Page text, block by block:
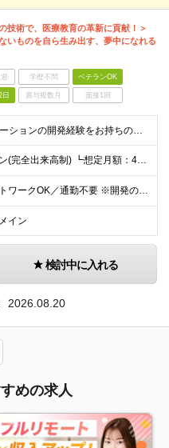
技術で、医療教育の革新に貢献！＞
いものを自ら生み出す、夢中になれる
学歴不問 ベテランOK
日 賞与複数月 面接1回
◆Webアプリケーションの開発経験をお持ちの方（年数不問） ◆大卒以上 ◆英語での日常会話ができる方
フルコミッション(完全出来高制) ┗想定月額：40万円～80万円 ┗稼働日数や時間は全て自由。自分のペースで働けます。 【収益モデル】 月20〜40時間稼働：月額15〜30万円 ※試用期間はありませ
原則フルリモートワークOK／通勤不要 ※開発の熱量を共有するため、出社できる範囲にお住まいの方を想定。 ◆オフィス 東京都港区高輪3丁目25-29 Ave.Takanawa 5階エキスパートオフィス
イン
検討中に入れる
2026.08.20
めの求人